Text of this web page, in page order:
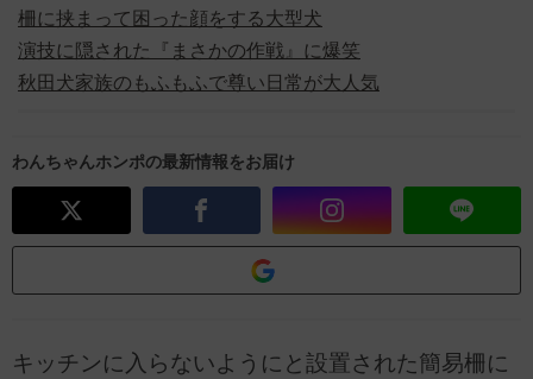
柵に挟まって困った顔をする大型犬
演技に隠された『まさかの作戦』に爆笑
秋田犬家族のもふもふで尊い日常が大人気
わんちゃんホンポの最新情報をお届け
キッチンに入らないようにと設置された簡易柵に